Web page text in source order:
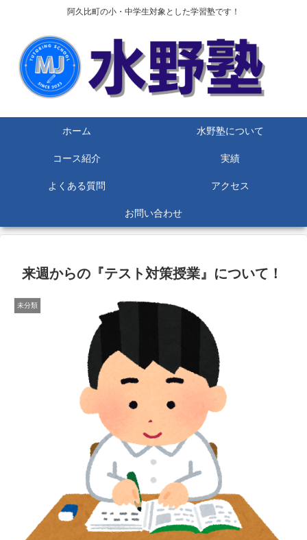
阿久比町の小・中学生対象とした学習塾です！
ホーム 水野塾について
コース紹介 実績
よくある質問 アクセス
お問い合わせ
来週からの『テスト対策授業』について！
未分類